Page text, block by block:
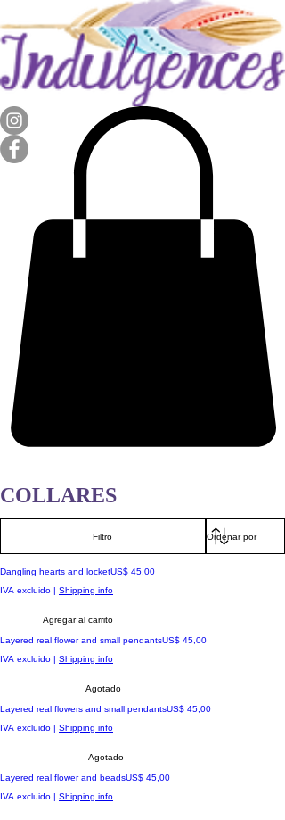
COLLARES
Filtro
Dangling hearts and locketPrecio
US$ 45,00
IVA excluido
Shipping info
Agregar al carrito
Layered real flower and small pendantsPrecio
US$ 45,00
IVA excluido
Shipping info
Agotado
Layered real flowers and small pendantsPrecio
US$ 45,00
IVA excluido
Shipping info
Agotado
Layered real flower and beadsPrecio
US$ 45,00
IVA excluido
Shipping info